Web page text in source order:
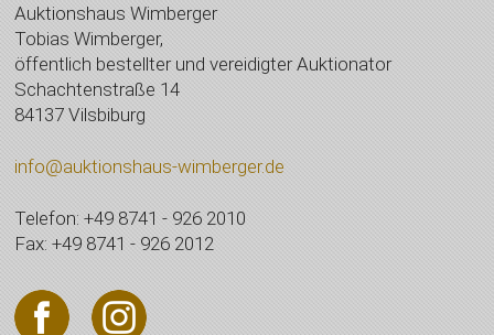
Auktionshaus Wimberger
Tobias Wimberger,
öffentlich bestellter und vereidigter Auktionator
Schachtenstraße 14
84137 Vilsbiburg
info@auktionshaus-wimberger.de
Telefon: +49 8741 - 926 2010
Fax: +49 8741 - 926 2012